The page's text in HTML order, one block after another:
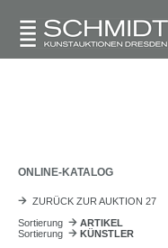
ONLINE-KATALOG
ZURÜCK ZUR AUKTION 27
Sortierung
ARTIKEL
Sortierung
KÜNSTLER